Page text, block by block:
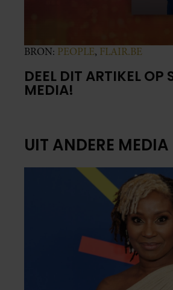
BRON: PEOPLE, FLAIR.BE
DEEL DIT ARTIKEL OP
MEDIA!
UIT ANDERE MEDIA